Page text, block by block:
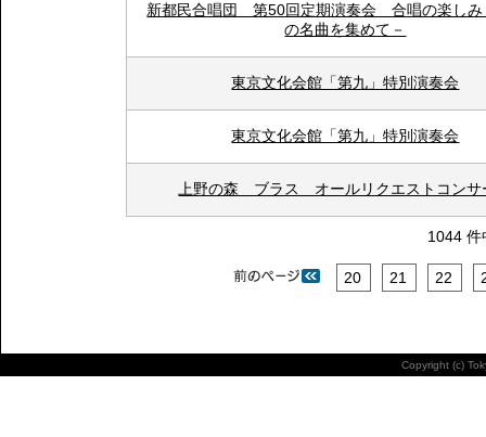
新都民合唱団 第50回定期演奏会 合唱の楽しみ
の名曲を集めて－
東京文化会館「第九」特別演奏会
東京文化会館「第九」特別演奏会
上野の森 ブラス オールリクエストコンサ
1044
20 21 22
Copyright (c)